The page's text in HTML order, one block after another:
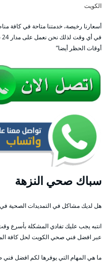
الكويت
أسعارنا رخيصة، خدمتنا متاحة في كافة
أوقات الحظر أيضا”
سباك صحي النزهة
هل لديك مشاكل في التمديدات الصحية
انتبه يجب عليك تفادي المشكلة بأسرع
عبر افضل فني صحي الكويت لحل كافة
ما هي المهام التي يوفرها لكم افضل